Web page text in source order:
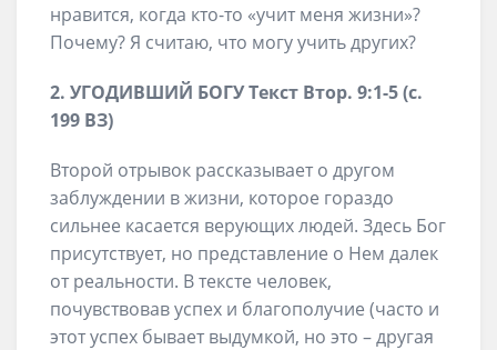
нравится, когда кто-то «учит меня жизни»?
Почему? Я считаю, что могу учить других?
2. УГОДИВШИЙ БОГУ Текст Втор. 9:1-5 (с.
199 ВЗ)
Второй отрывок рассказывает о другом
заблуждении в жизни, которое гораздо
сильнее касается верующих людей. Здесь Бог
присутствует, но представление о Нем далек
от реальности. В тексте человек,
почувствовав успех и благополучие (часто и
этот успех бывает выдумкой, но это – другая